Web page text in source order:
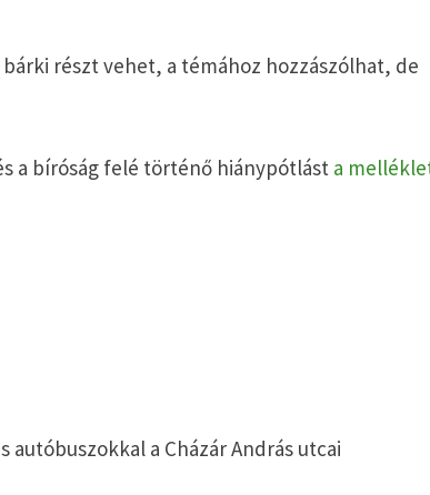
részt vehet, a témához hozzászólhat, de
a bíróság felé történő hiánypótlást a
autóbuszokkal a Cházár András utcai